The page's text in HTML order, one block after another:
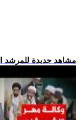
.. مشاهد جديدة للمرشد